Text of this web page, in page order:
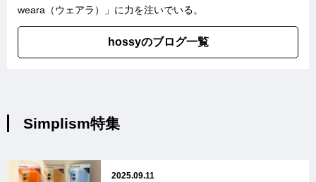
weara（ウェアラ）
」に力を注いでいる。
hossyのブログ一覧
Simplism特集
2025.09.11